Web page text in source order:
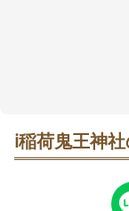
ーズ。参拝後は
う🍀
ℹ️稲荷鬼王神